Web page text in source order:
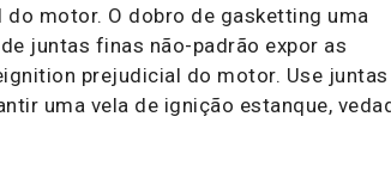
motor. O dobro de gasketting uma
juntas finas não-padrão expor as
prejudicial do motor. Use juntas
uma vela de ignição estanque,